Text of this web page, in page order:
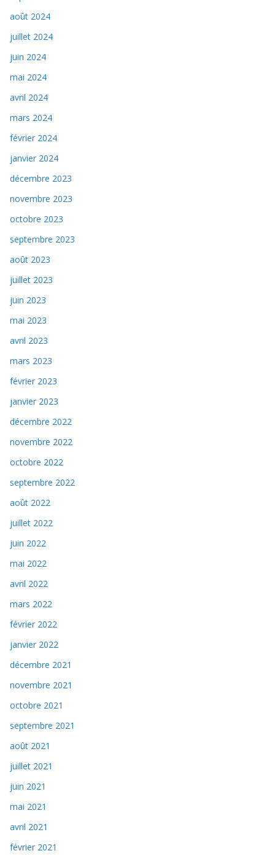
août 2024
juillet 2024
juin 2024
mai 2024
avril 2024
mars 2024
février 2024
janvier 2024
décembre 2023
novembre 2023
octobre 2023
septembre 2023
août 2023
juillet 2023
juin 2023
mai 2023
avril 2023
mars 2023
février 2023
janvier 2023
décembre 2022
novembre 2022
octobre 2022
septembre 2022
août 2022
juillet 2022
juin 2022
mai 2022
avril 2022
mars 2022
février 2022
janvier 2022
décembre 2021
novembre 2021
octobre 2021
septembre 2021
août 2021
juillet 2021
juin 2021
mai 2021
avril 2021
février 2021